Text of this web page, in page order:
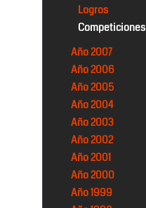
Logros
Competiciones
Año 2007
Año 2006
Año 2005
Año 2004
Año 2003
Año 2002
Año 2001
Año 2000
Año 1999